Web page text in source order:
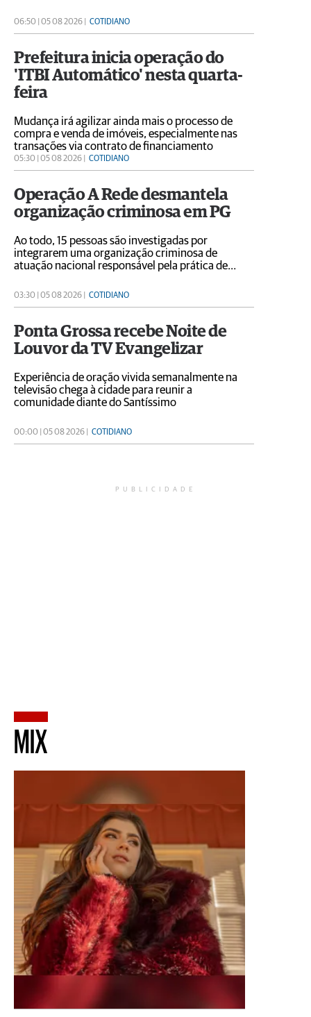
06:50 | 05 08 2026 | COTIDIANO
Prefeitura inicia operação do
'ITBI Automático' nesta quarta-
feira
Mudança irá agilizar ainda mais o processo de
compra e venda de imóveis, especialmente nas
transações via contrato de financiamento
05:30 | 05 08 2026 | COTIDIANO
Operação A Rede desmantela
organização criminosa em PG
Ao todo, 15 pessoas são investigadas por
integrarem uma organização criminosa de
atuação nacional responsável pela prática de
dinheiro
03:30 | 05 08 2026 | COTIDIANO
Ponta Grossa recebe Noite de
Louvor da TV Evangelizar
Experiência de oração vivida semanalmente na
televisão chega à cidade para reunir a
comunidade diante do Santíssimo
00:00 | 05 08 2026 | COTIDIANO
PUBLICIDADE
MIX